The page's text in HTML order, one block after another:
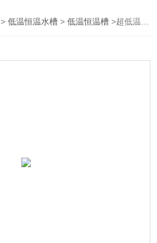
>低温恒温水槽 >低温恒温槽 >超低温恒温水槽